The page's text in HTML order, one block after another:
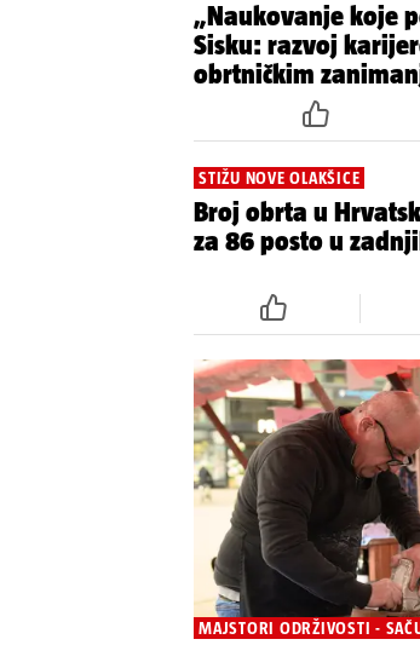
„Naukovanje koje
Sisku: razvoj
obrtničkim
STIŽU NOVE OLAKŠICE
Broj obrta u
za 86 posto u
MAJSTORI ODRŽIVOSTI -